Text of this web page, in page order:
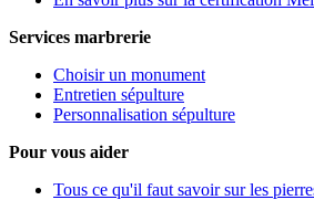
Services marbrerie
Choisir un monument
Entretien sépulture
Personnalisation sépulture
Pour vous aider
Tous ce qu'il faut savoir sur les